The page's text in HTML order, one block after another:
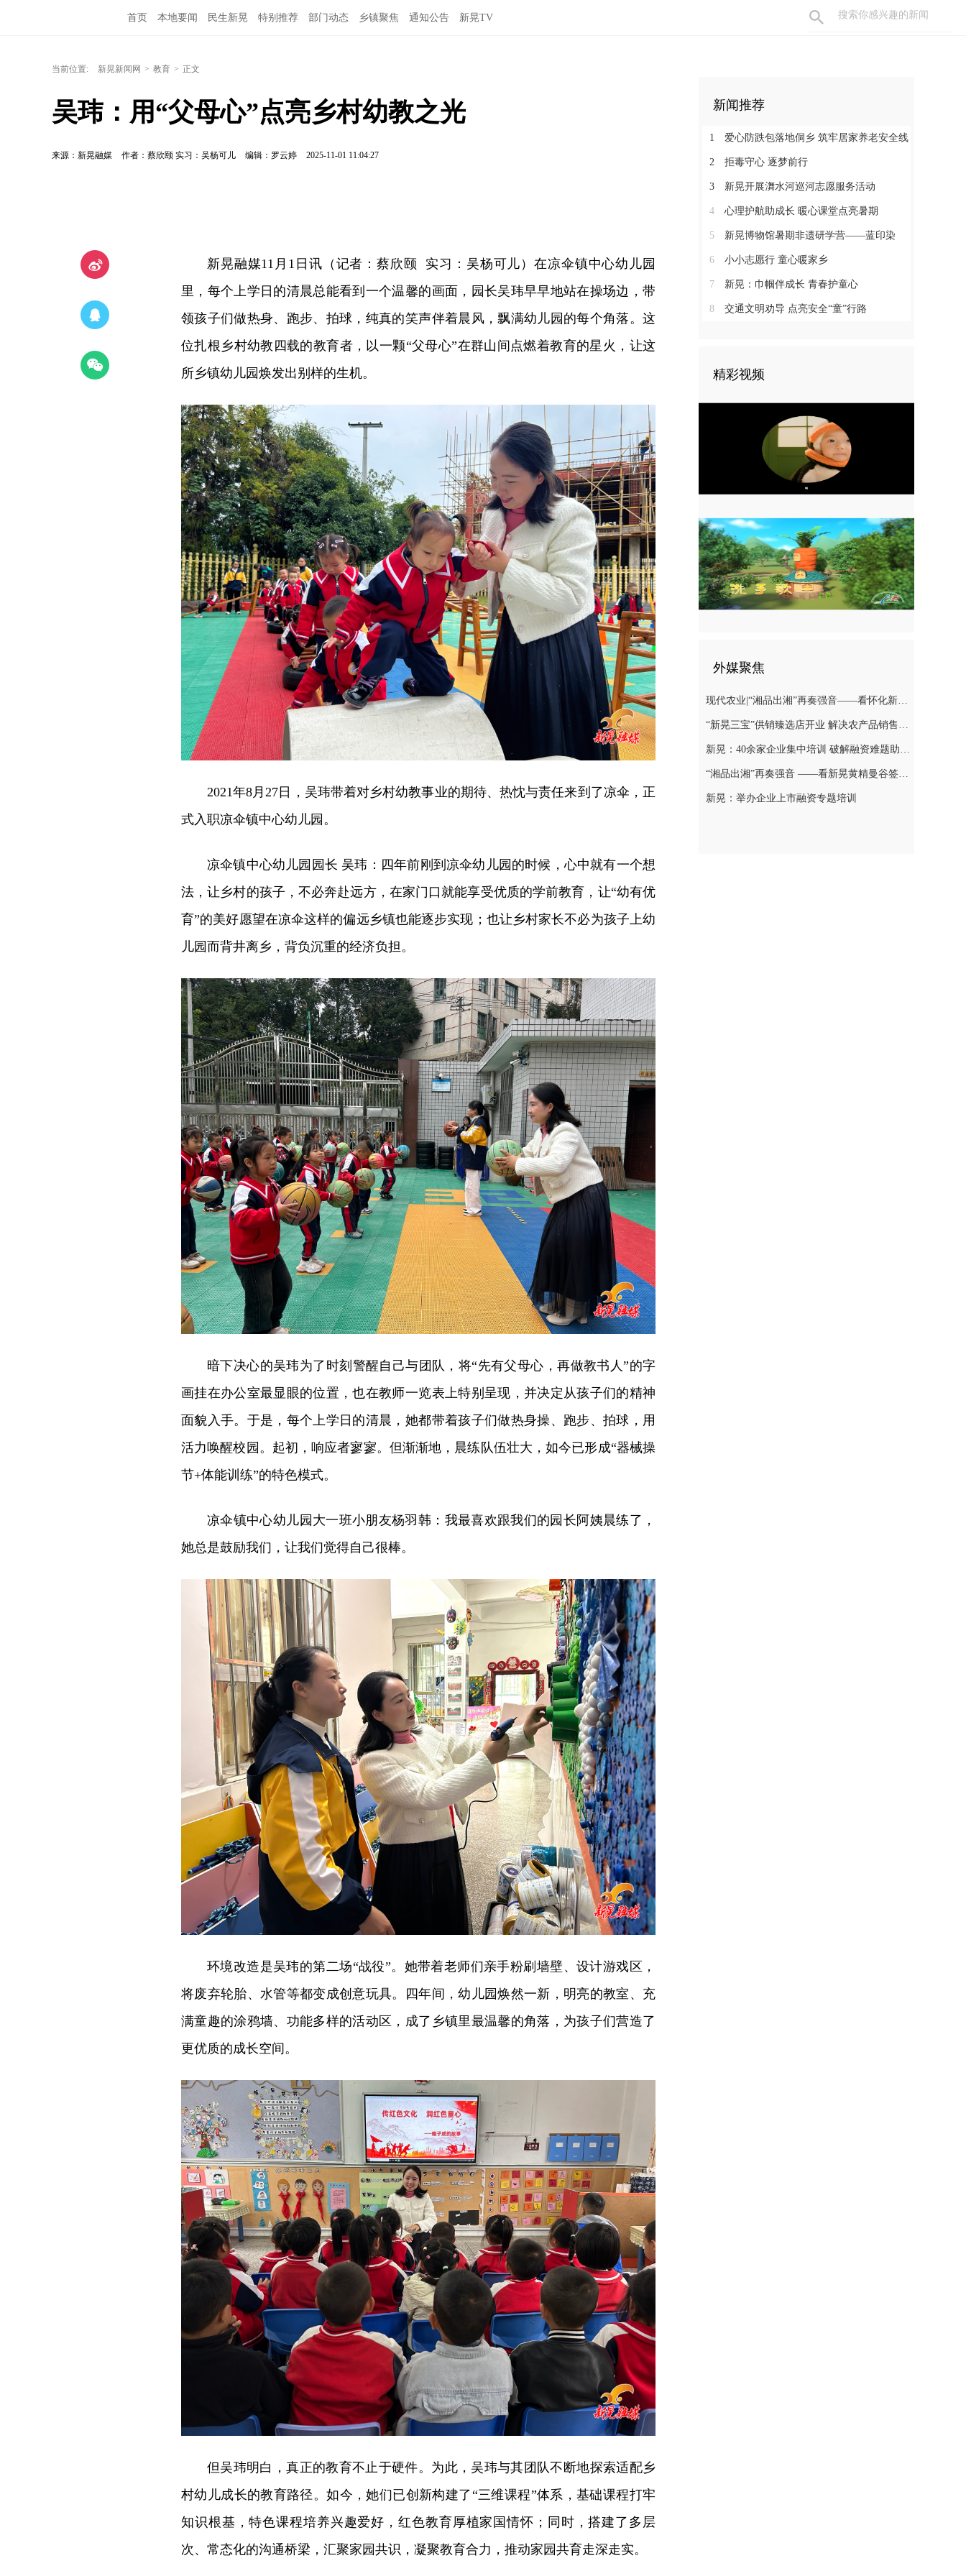
首页 本地要闻 民生新晃 特别推荐 部门动态 乡镇聚焦 通知公告 新晃TV
当前位置: 新晃新闻网 > 教育 > 正文
吴玮：用“父母心”点亮乡村幼教之光
来源：新晃融媒 作者：蔡欣颐 实习：吴杨可儿 编辑：罗云婷 2025-11-01 11:04:27
新晃融媒11月1日讯（记者：蔡欣颐 实习：吴杨可儿）在凉伞镇中心幼儿园
里，每个上学日的清晨总能看到一个温馨的画面，园长吴玮早早地站在操场边，带
领孩子们做热身、跑步、拍球，纯真的笑声伴着晨风，飘满幼儿园的每个角落。这
位扎根乡村幼教四载的教育者，以一颗“父母心”在群山间点燃着教育的星火 ，让这
所乡镇幼儿园焕发出别样的生机。
2021年8月27日，吴玮带着对乡村幼教事业的期待、热忱与责任来到了凉伞，正
式入职凉伞镇中心幼儿园。
凉伞镇中心幼儿园园长 吴玮：四年前刚到凉伞幼儿园的时候，心中就有一个想
法，让乡村的孩子，不必奔赴远方，在家门口就能享受优质的学前教育，让“幼有优
育”的美好愿望在凉伞这样的偏远乡镇也能逐步实现；也让乡村家长不必为孩子上幼
儿园而背井离乡，背负沉重的经济负担。
暗下决心的吴玮为了时刻警醒自己与团队，将“先有父母心，再做教书人”的字
画挂在办公室最显眼的位置，也在教师一览表上特别呈现，并决定从孩子们的精神
面貌入手。于是，每个上学日的清晨，她都带着孩子们做热身操、跑步、拍球，用
活力唤醒校园。起初，响应者寥寥。但渐渐地，晨练队伍壮大，如今已形成“器械操
节+体能训练”的特色模式。
凉伞镇中心幼儿园大一班小朋友杨羽韩：我最喜欢跟我们的园长阿姨晨练了，
她总是鼓励我们，让我们觉得自己很棒。
环境改造是吴玮的第二场“战役”。她带着老师们亲手粉刷墙壁、设计游戏区，
将废弃轮胎、水管等都变成创意玩具。四年间，幼儿园焕然一新，明亮的教室、充
满童趣的涂鸦墙、功能多样的活动区，成了乡镇里最温馨的角落，为孩子们营造了
更优质的成长空间。
但吴玮明白，真正的教育不止于硬件。为此，吴玮与其团队不断地探索适配乡
村幼儿成长的教育路径。如今，她们已创 新构建了“三维课程”体系，基础课程打牢
知识根基，特色课程培养兴趣爱好，红色教育厚植家国情怀；同时，搭建了多层
次、常态化的沟通桥梁，汇聚家园共识，凝聚教育合力，推动家园共育走深走实。
新闻推荐
1 爱心防跌包落地侗乡 筑牢居家养老安全线
2 拒毒守心 逐梦前行
3 新晃开展㵲水河巡河志愿服务活动
4 心理护航助成长 暖心课堂点亮暑期
5 新晃博物馆暑期非遗研学营——蓝印染
6 小小志愿行 童心暖家乡
7 新晃：巾帼伴成长 青春护童心
8 交通文明劝导 点亮安全“童”行路
精彩视频
外媒聚焦
现代农业|“湘品出湘”再奏强音——看怀化新晃黄精曼谷签单背后的“强链密码”
“新晃三宝”供销臻选店开业 解决农产品销售难题
新晃：40余家企业集中培训 破解融资难题助力发展
“湘品出湘”再奏强音 ——看新晃黄精曼谷签单背后的“强链密码”
新晃：举办企业上市融资专题培训